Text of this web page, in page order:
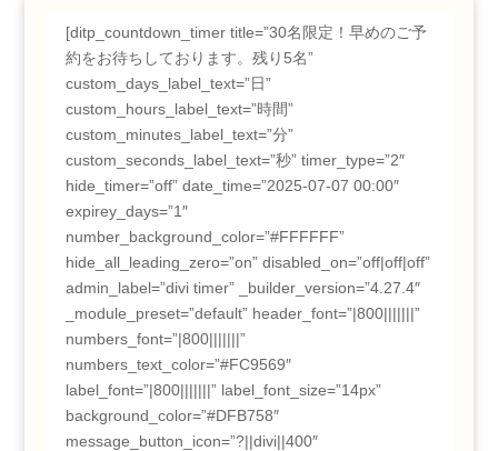
[ditp_countdown_timer title=”30名限定！早めのご予
約をお待ちしております。残り5名”
custom_days_label_text=”日”
custom_hours_label_text=”時間”
custom_minutes_label_text=”分”
custom_seconds_label_text=”秒” timer_type=”2″
hide_timer=”off” date_time=”2025-07-07 00:00″
expirey_days=”1″
number_background_color=”#FFFFFF”
hide_all_leading_zero=”on” disabled_on=”off|off|off”
admin_label=”divi timer” _builder_version=”4.27.4″
_module_preset=”default” header_font=”|800|||||||”
numbers_font=”|800|||||||”
numbers_text_color=”#FC9569″
label_font=”|800|||||||” label_font_size=”14px”
background_color=”#DFB758″
message_button_icon=”?||divi||400″